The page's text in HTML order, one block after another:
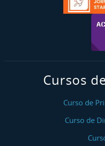
Cursos
Curso de
Curso de